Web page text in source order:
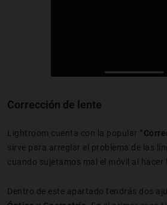
Corrección de lente
Lightroom cuenta con la popular
sirve para arreglar el problema de las
cuando sujetamos mal el móvil al hacer
Dentro de este apartado tendrás dos